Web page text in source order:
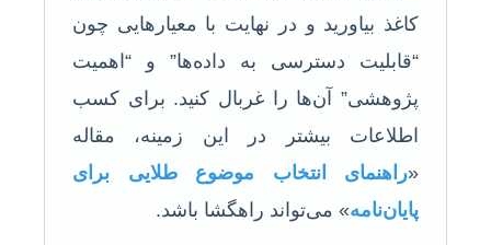
کاغذ بیاورید و در نهایت با معیارهایی چون
“قابلیت دسترسی به داده‌ها” و “اهمیت
پژوهشی” آن‌ها را غربال کنید. برای کسب
اطلاعات بیشتر در این زمینه، مقاله
«راهنمای انتخاب موضوع طلایی برای
پایان‌نامه» می‌تواند راهگشا باشد.